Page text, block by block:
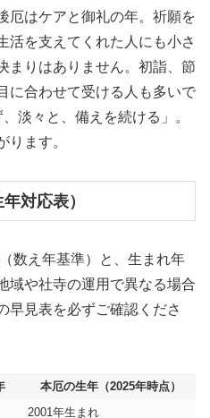
厄はケアと御礼の年。祈願を
活を支えてくれた人にも小さ
まりはありません。初詣、節
に合わせて受ける人も多いで
淡々と、備えを続ける」。
ります。
対応表）
数え年基準）と、生まれ年
域や社寺の運用で異なる場合
早見表を必ずご確認くださ
本厄の生年（2025年時点）
2001年生まれ